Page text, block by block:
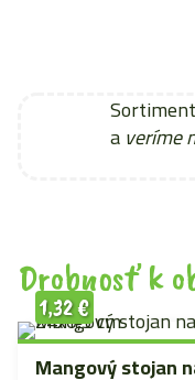
Sortiment
averíme
Drobnosť k
Mangový stojan
1,32€